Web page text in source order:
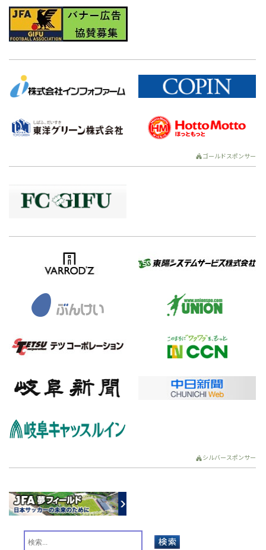
ゴールドスポンサー
シルバースポンサー